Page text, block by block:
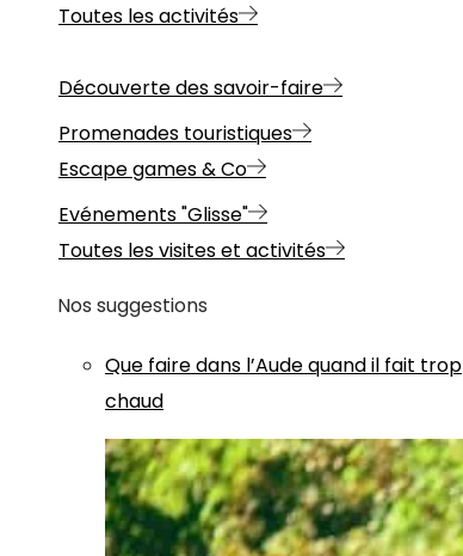
Toutes les activités
Découverte des savoir-faire
Promenades touristiques
Escape games & Co
Evénements "Glisse"
Toutes les visites et activités
Nos suggestions
Que faire dans l’Aude quand il fait trop
chaud